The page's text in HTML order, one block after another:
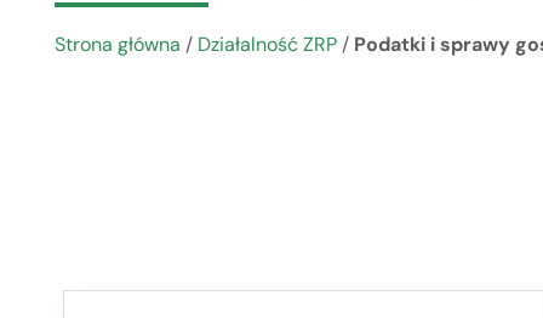
Strona główna / Działalność ZRP/ Podatki i sprawy